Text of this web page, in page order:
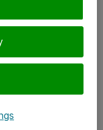
jutella
meihin